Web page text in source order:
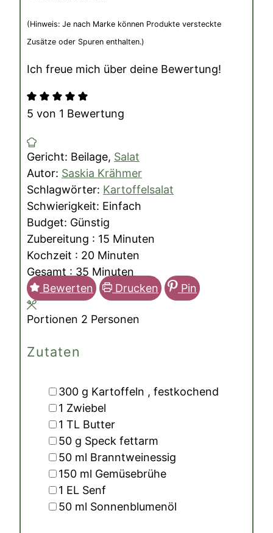
(Hinweis: Je nach Marke können Produkte versteckte
Zusätze oder Spuren enthalten.)
Ich freue mich über deine Bewertung!
5 von 1 Bewertung
Gericht: Beilage, Salat
Autor: Saskia Krähmer
Schlagwörter: Kartoffelsalat
Schwierigkeit: Einfach
Budget: Günstig
Zubereitung : 15 Minuten
Minuten
Kochzeit : 20Minuten
Minuten
Gesamt : 35 Minuten
Minuten
Bewerten
Drucken Pin
Portionen 2 Personen
Zutaten
▢
300 g Kartoffeln , festkochend
▢
1 Zwiebel
▢
1 TL Butter
▢
50 g Speck fettarm
▢
50 ml Branntweinessig
▢
150 ml Gemüsebrühe
▢
1 EL Senf
▢
50 ml Sonnenblumenöl